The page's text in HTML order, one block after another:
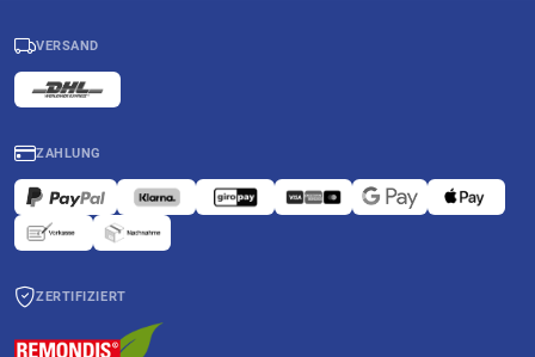
VERSAND
ZAHLUNG
ZERTIFIZIERT